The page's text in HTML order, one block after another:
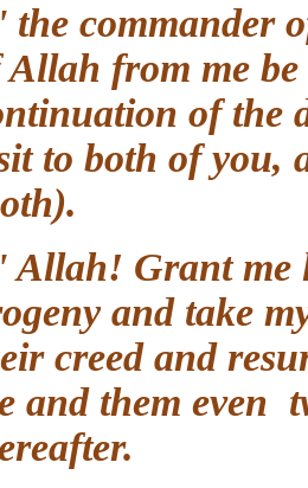
O' the
of Allah from me
continuation of
visit to both of
(both).
O' Allah! Grant
progeny and take
their creed and
me and them
Hereafter.